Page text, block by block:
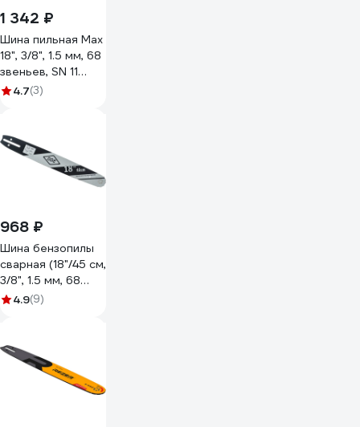
1 342 ₽
Шина пильная Max
18", 3/8", 1.5 мм, 68
звеньев, SN 11
зубьев, K095
4.7(3)
968 ₽
Шина бензопилы
сварная (18"/45 см,
3/8", 1.5 мм, 68
звеньев) DDE 910-
4.9(9)